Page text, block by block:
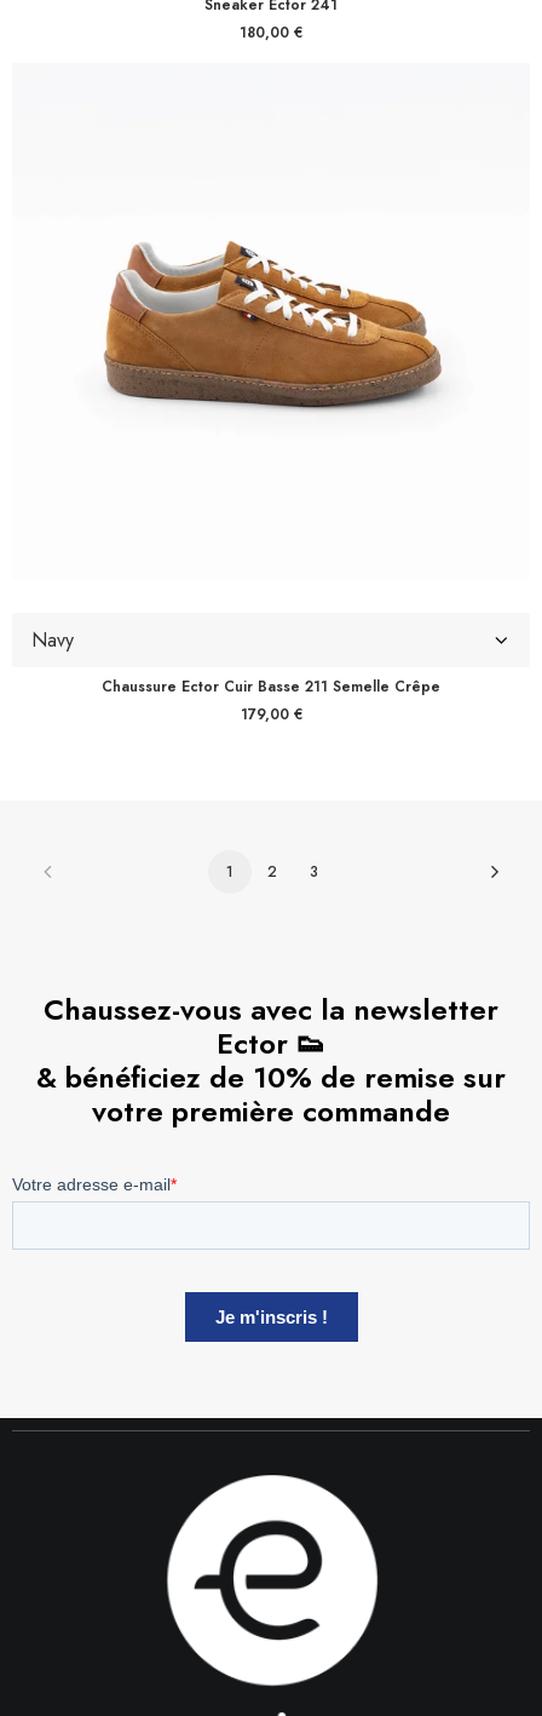
Sneaker Ector 241
180,00 €
Chaussure Ector Cuir Basse 211 Semelle Crêpe
179,00 €
1 2 3
Chaussez-vous avec la newsletter
Ector 👟
& bénéficiez de 10% de remise sur
votre première commande